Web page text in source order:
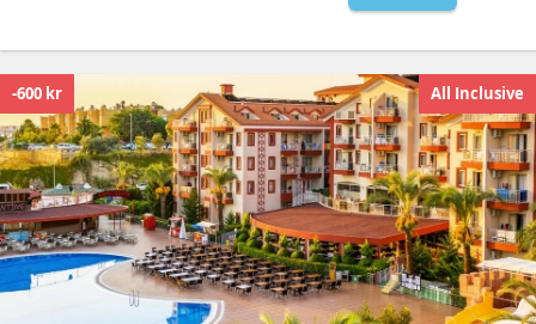
-600 kr All Inclusive